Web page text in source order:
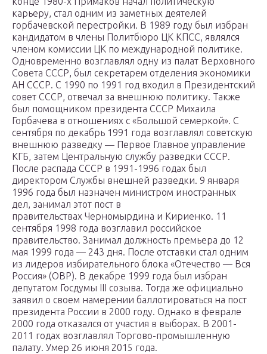
карьеру, стал одним из заметных деятелей
горбачевской перестройки. В 1989 году был избран
кандидатом в члены Политбюро ЦК КПСС, являлся
членом комиссии ЦК по международной политике.
Одновременно возглавлял одну из палат Верховного
Совета СССР, был секретарем отделения экономики
АН СССР. С 1990 по 1991 год входил в Президентский
совет СССР, отвечал за внешнюю политику. Также
был помощником президента СССР Михаила
Горбачева в отношениях с «Большой семеркой». С
сентября по декабрь 1991 года возглавлял советскую
внешнюю разведку — Первое Главное управление
КГБ, затем Центральную службу разведки СССР.
После распада СССР в 1991-1996 годах был
директором Службы внешней разведки. 9 января
1996 года был назначен министром иностранных
дел, занимал этот пост в
правительствах Черномырдина и Кириенко. 11
сентября 1998 года возглавил российское
правительство. Занимал должность премьера до 12
мая 1999 года — 243 дня. После отставки стал одним
из лидеров избирательного блока «Отечество — Вся
Россия» (ОВР). В декабре 1999 года был избран
депутатом Госдумы III созыва. Тогда же официально
заявил о своем намерении баллотироваться на пост
президента России в 2000 году. Однако в феврале
2000 года отказался от участия в выборах. В 2001-
2011 годах возглавлял Торгово-промышленную
палату. Умер 26 июня 2015 года.